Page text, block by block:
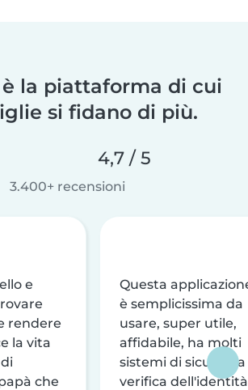
è la piattaforma di cui
si fidano di più.
4,7 / 5
3.400+ recensioni
e
rendere
la vita
che
Questa
è semplicissima da
usare, super utile,
affidabile, ha molti
sistemi di sicurezza
verifica dell'identità